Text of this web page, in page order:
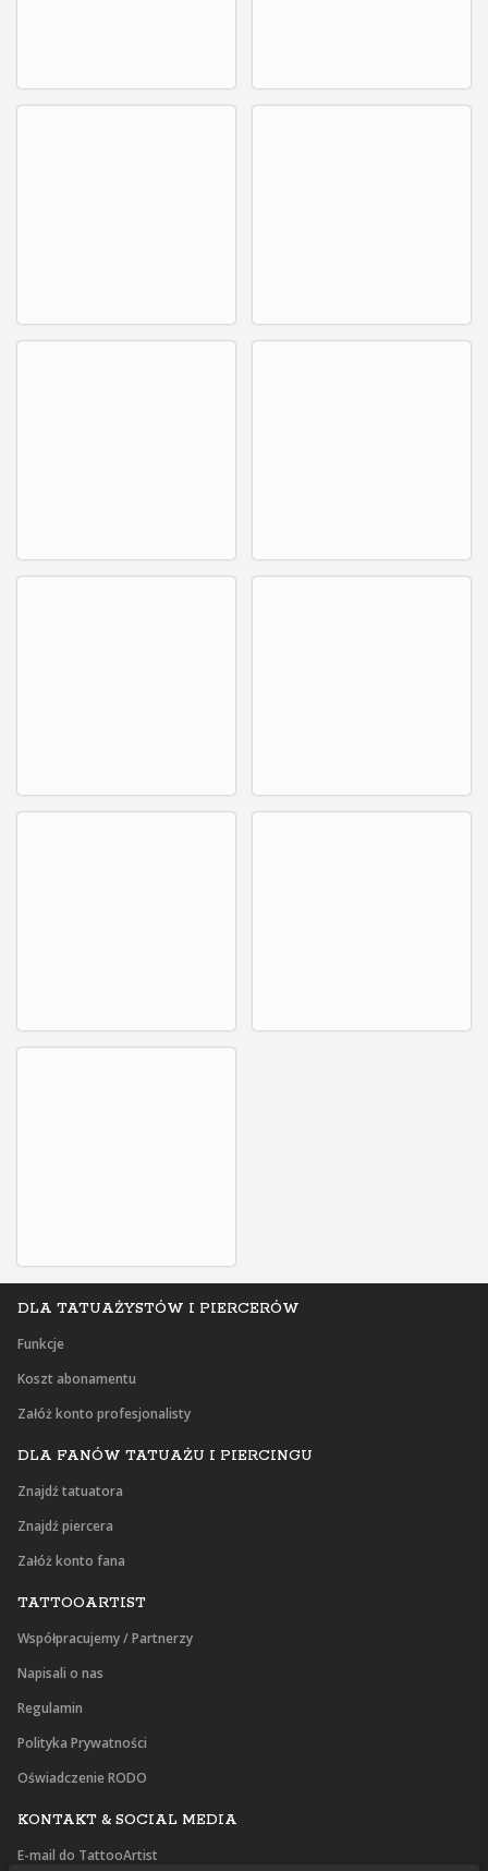
DLA TATUAŻYSTÓW I PIERCERÓW
Funkcje
Koszt abonamentu
Załóż konto profesjonalisty
DLA FANÓW TATUAŻU I PIERCINGU
Znajdź tatuatora
Znajdź piercera
Załóż konto fana
TATTOOARTIST
Współpracujemy / Partnerzy
Napisali o nas
Regulamin
Polityka Prywatności
Oświadczenie RODO
KONTAKT & SOCIAL MEDIA
E-mail do TattooArtist